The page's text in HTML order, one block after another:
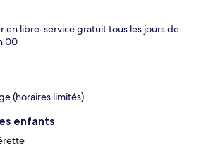
en libre-service gratuit tous les jours de
00
(horaires limités)
enfants